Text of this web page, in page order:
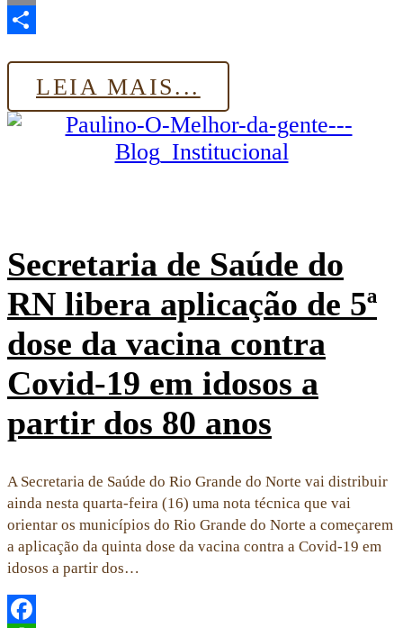
Email
LEIA MAIS...
Secretaria de Saúde do
RN libera aplicação de 5ª
dose da vacina contra
Covid-19 em idosos a
partir dos 80 anos
A Secretaria de Saúde do Rio Grande do Norte vai distribuir
ainda nesta quarta-feira (16) uma nota técnica que vai
orientar os municípios do Rio Grande do Norte a começarem
a aplicação da quinta dose da vacina contra a Covid-19 em
idosos a partir dos…